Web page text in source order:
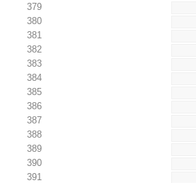
379
380
381
382
383
384
385
386
387
388
389
390
391